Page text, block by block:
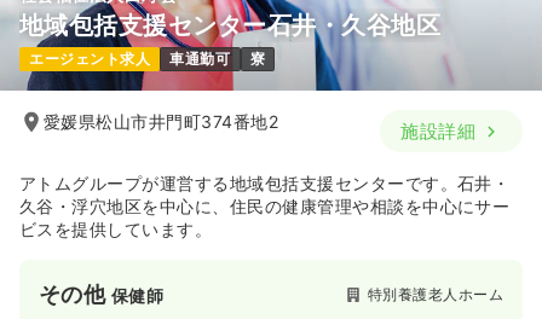
地域包括支援センター石井・久谷地区
エージェント求人 車通勤可 寮
愛媛県松山市井門町374番地2 施設詳細
アトムグループが運営する地域包括支援センターです。石井・
久谷・浮穴地区を中心に、住民の健康管理や相談を中心にサー
ビスを提供しています。
その他 保健師 特別養護老人ホーム